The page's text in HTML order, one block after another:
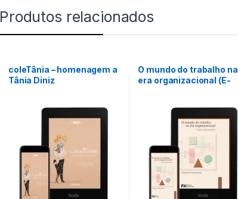
Produtos relacionados
coleTânia – homenagem a
Tânia Diniz
O mundo do trabalho na
era organizacional (E-